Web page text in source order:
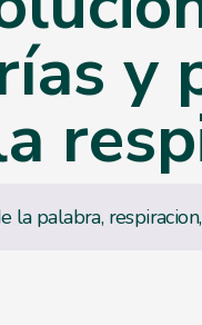
y
la palabra, respiracion,